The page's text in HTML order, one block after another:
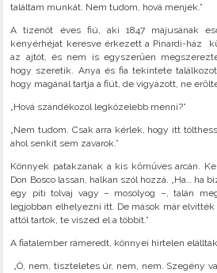
találtam munkát. Nem tudom, hová menjek.”
A tizenöt éves fiú, aki 1847 májusának
kenyérhéjat keresve érkezett a Pinardi-ház
az ajtót, és nem is egyszerűen
hogy szeretik. Anya és fia tekintete
hogy magánál tartja a fiút, de vigyázott, ne
„Hová szándékozol legközelebb menni?”
„Nem tudom. Csak arra kérlek, hogy itt
ahol senkit sem zavarok.”
Könnyek patakzanak a kis kőműves arcán.
Don Bosco lassan, halkan szól hozzá. „Ha… ha
egy piti tolvaj vagy – mosolyog –, talán
legjobban elhelyezni itt. De mások már
attól tartok, te viszed el a többit.”
A fiatalember rámeredt, könnyei hirtelen
„Ó, nem, tiszteletes úr, nem, nem. Szegény